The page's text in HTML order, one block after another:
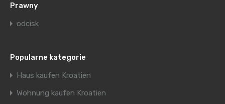
Prawny
odcisk
Popularne kategorie
Haus kaufen Kroatien
Wohnung kaufen Kroatien